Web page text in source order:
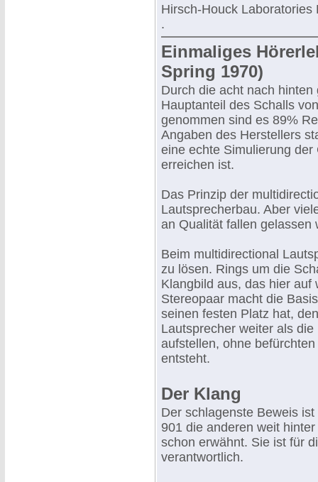
Hirsch-Houck Laboratories
.
Einmaliges
Spring 1970)
Durch die acht nach
Hauptanteil des Schalls
genommen sind es 89%
Angaben des Herstellers
eine echte Simulierung
erreichen ist.
Das Prinzip der
Lautsprecherbau. Aber
an Qualität fallen gelassen
Beim multidirectional
zu lösen. Rings um die
Klangbild aus, das hier auf
Stereopaar macht die
seinen festen Platz hat,
Lautsprecher weiter als
aufstellen, ohne
entsteht.
Der Klang
Der schlagenste Beweis
901 die anderen weit
schon erwähnt. Sie ist für
verantwortlich.